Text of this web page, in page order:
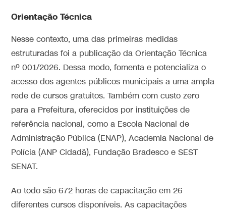
Orientação Técnica
Nesse contexto, uma das primeiras medidas
estruturadas foi a publicação da Orientação Técnica
nº 001/2026. Dessa modo, fomenta e potencializa o
acesso dos agentes públicos municipais a uma ampla
rede de cursos gratuitos. Também com custo zero
para a Prefeitura, oferecidos por instituições de
referência nacional, como a Escola Nacional de
Administração Pública (ENAP), Academia Nacional de
Polícia (ANP Cidadã), Fundação Bradesco e SEST
SENAT.
Ao todo são 672 horas de capacitação em 26
diferentes cursos disponíveis. As capacitações